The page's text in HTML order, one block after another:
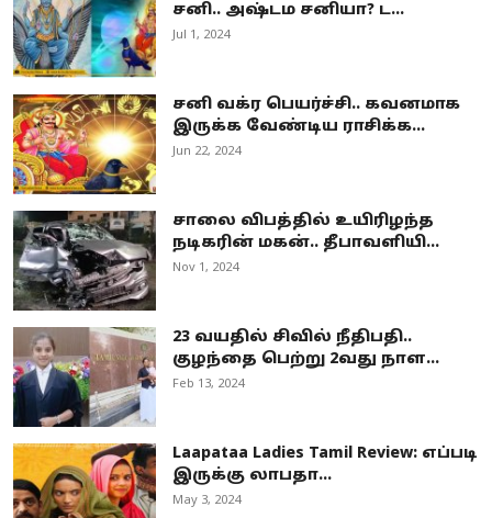
சனி.. அஷ்டம சனியா? ட...
Jul 1, 2024
சனி வக்ர பெயர்ச்சி.. கவனமாக
இருக்க வேண்டிய ராசிக்க...
Jun 22, 2024
சாலை விபத்தில் உயிரிழந்த
நடிகரின் மகன்.. தீபாவளியி...
Nov 1, 2024
23 வயதில் சிவில் நீதிபதி..
குழந்தை பெற்று 2வது நாள...
Feb 13, 2024
Laapataa Ladies Tamil Review: எப்படி
இருக்கு லாபதா...
May 3, 2024